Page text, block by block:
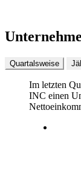
Quartalsweise
Im letzten
INC einen